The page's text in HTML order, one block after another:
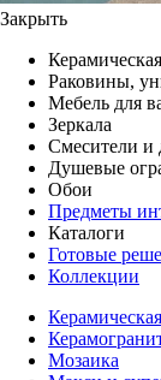
Закрыть
Раковины,
Мебель для
Зеркала
Смесители и
Душевые
Обои
Предметы
Каталоги
Готовые
Коллекции
Мозаика